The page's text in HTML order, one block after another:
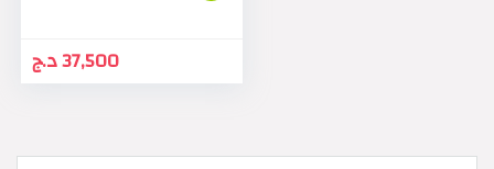
37,500د.ج